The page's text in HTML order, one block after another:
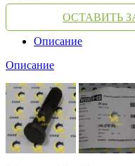
ОСТАВИТЬ
Описание
Описание